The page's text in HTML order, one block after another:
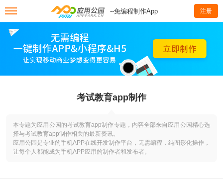
--免编程制作App 注册
考试教育app制作
本专题为应用公园的考试教育app制作专题，内容全部来自应用公园精心选
择与考试教育app制作相关的最新资讯。
应用公园是专业的手机APP在线开发制作平台，无需编程，纯图形化操作，
让每个人都能成为手机APP应用的制作者和发布者。